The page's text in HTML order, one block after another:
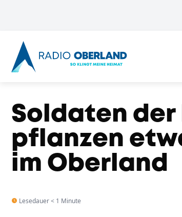
Soldaten der
pflanzen
im Oberland
Lesedauer < 1 Minute